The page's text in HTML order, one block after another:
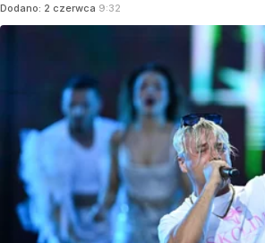
Dodano: 2 czerwca 9:32